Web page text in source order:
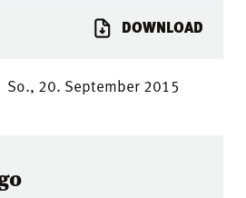
DOWNLOAD
So., 20. September 2015